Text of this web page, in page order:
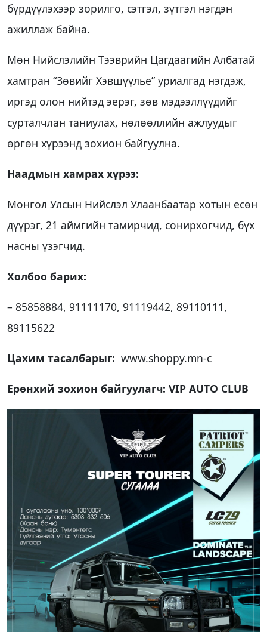
бүрдүүлэхээр зорилго, сэтгэл, зүтгэл нэгдэн
ажиллаж байна.
Мөн Нийслэлийн Тээврийн Цагдаагийн Албатай
хамтран “Зөвийг Хэвшүүлье” уриалгад нэгдэж,
иргэд олон нийтэд эерэг, зөв мэдээллүүдийг
сурталчлан таниулах, нөлөөллийн ажлуудыг
өргөн хүрээнд зохион байгуулна.
Наадмын хамрах хүрээ:
Монгол Улсын Нийслэл Улаанбаатар хотын есөн
дүүрэг, 21 аймгийн тамирчид, сонирхогчид, бүх
насны үзэгчид.
Холбоо барих:
– 85858884, 91111170, 91119442, 89110111,
89115622
Цахим тасалбарыг: www.shoppy.mn-с
Ерөнхий зохион байгуулагч: VIP AUTO CLUB